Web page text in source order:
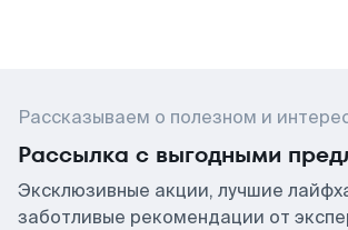
Рассказываем о полезном и
Рассылка с выгодными
Эксклюзивные акции, лучшие
заботливые рекомендации от